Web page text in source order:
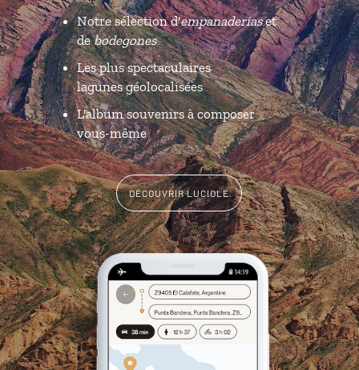
Notre sélection d'empanaderíaset
debodegones
Les plus spectaculaires
lagunes géolocalisées
L'album souvenirs à composer
vous-même
DÉCOUVRIR LUCIOLE